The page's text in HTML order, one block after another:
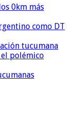
0km más
como DT
tucumana
polémico